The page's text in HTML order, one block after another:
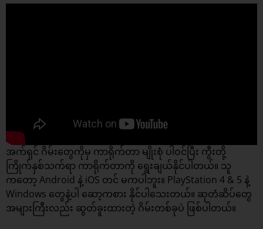
အက်ရှင် ဂိမ်းတွေကိုမှ ကာရိုက်တာ မျိုးစုံ ပါဝင်ပြီး ကွီးတို့
ကြိုက်နှစ်သက်ရာ ကာရိုက်တာကို ရွေးချယ်နိုင်ပါတယ်။ သူ
ကတော့ Android နဲ့ iOS တင် မကပါဘူး။ PlayStation 4 & 5 နဲ့
Windows တွေနဲ့ပါ ဆော့ကစား နိုင်ပါသေးတယ်။ ဆုတံဆိပ်တွေ
အများကြီးလည်း ဆွတ်ခူးထားတဲ့ ဂိမ်းတစ်ခုပဲ ဖြစ်ပါတယ်။